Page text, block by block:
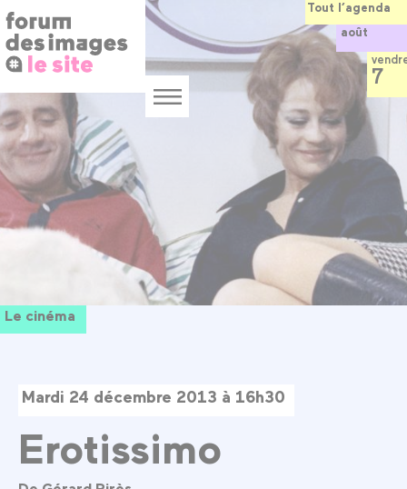
Panneau de gestion des cookies
au
contenu
principal
Menu
Le cinéma
Mardi 24 décembre 2013 à 16h30
Erotissimo
Tout l’agenda
août
7